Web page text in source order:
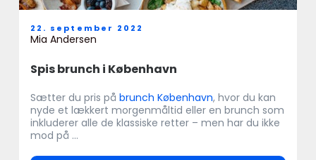
Spis brunch i København
22. september 2022
Mia Andersen
Sætter du pris på brunch København, hvor du kan
nyde et lækkert morgenmåltid eller en brunch som
inkluderer alle de klassiske retter – men har du ikke
mod på ...